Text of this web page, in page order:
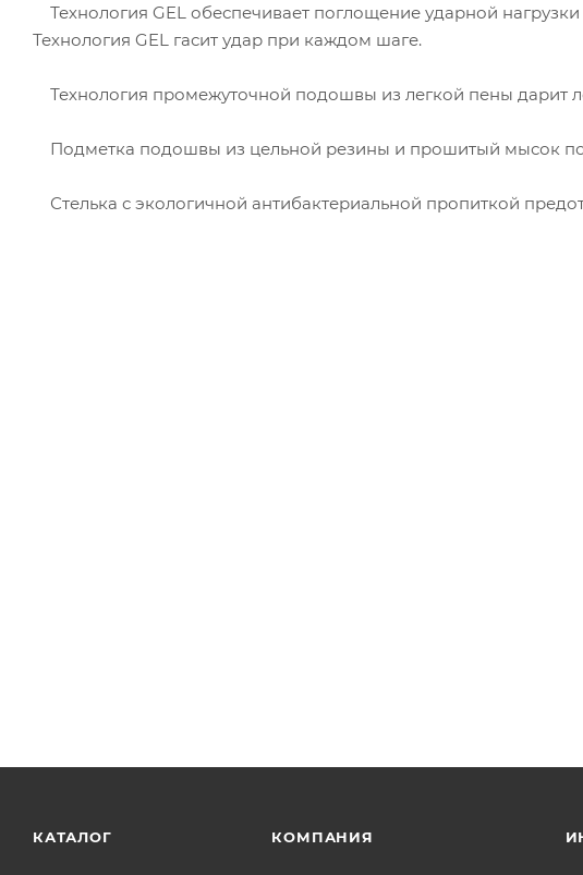
Технология GEL обеспечивает поглощение ударной
Технология GEL гасит удар при каждом шаге.
Технология промежуточной подошвы из легкой пены дарит
Подметка подошвы из цельной резины и прошитый мысок
Стелька с экологичной антибактериальной пропиткой
КАТАЛОГ КОМПАНИЯ